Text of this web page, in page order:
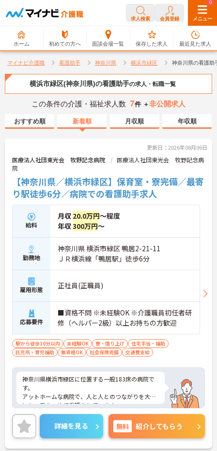
求人検索 会員登録 メニュー
ホーム 初めての方へ 面談会場一覧
0
保存した求人
0
最近見た求人
マイナビ介護職 看護助手 神奈川県 横浜市緑区 神奈川県の看護助
横浜市緑区(神奈川県)の看護助手の求人・転職一覧
この条件の介護・福祉求人数 7件 ＋非公開求人
おすすめ順 新着順 月収順 年収順
更新日：2026年08月06日
医療法人社団東光会 牧野記念病院
医療法人社団東光会 牧野記念病
院
【神奈川県／横浜市緑区】保育室・寮完備／最寄
り駅徒歩6分／病院での看護助手求人
給料
月収 20.0万円～程度
年収300万円～
勤務地
神奈川県 横浜市緑区 鴨居2-21-11
ＪＲ横浜線「鴨居駅」徒歩6分
雇用形態 正社員(正職員)
応募要件
■資格不問 ※未経験OK ※介護職員初任者研
修（ヘルパー2級）以上お持ちの方歓迎
駅から徒歩10分以内 未経験OK 寮・借り上げ
住宅手当・補助
託児所・育児補助
無資格OK 社会保険完備 交通費支給
神奈川県横浜市緑区に位置する一般183床の病院で
す。
アットホームな病院で、人と人とのつながりを大切
にし、愛をこめて看護をしています。
ご興味のある方は是非お気軽にお問い合わせくださ
い。
詳細を見る 無料 紹介してもらう